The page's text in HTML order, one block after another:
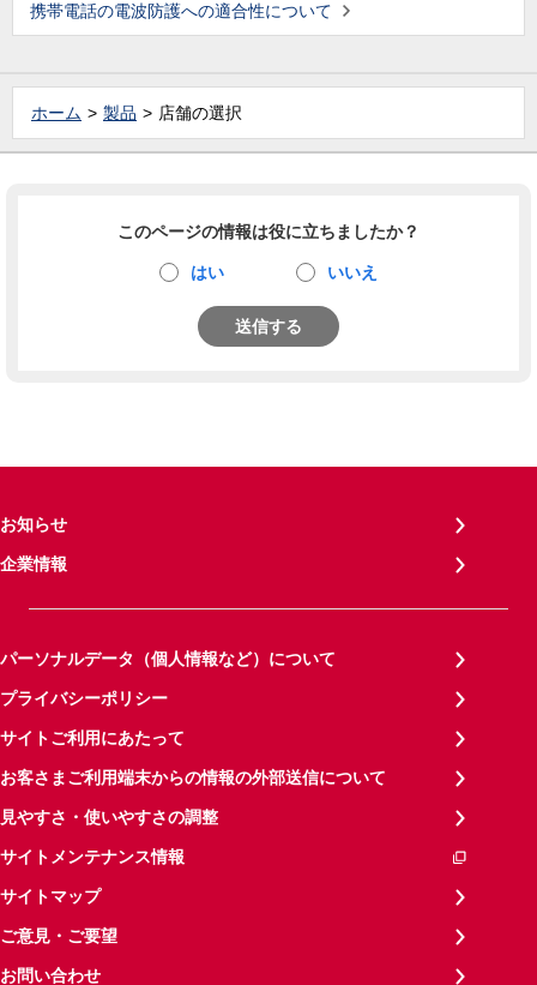
携帯電話の電波防護への適合性について
ホーム 製品 店舗の選択
このページの情報は役に立ちましたか？
はい いいえ
送信する
お知らせ
企業情報
パーソナルデータ（個人情報など）について
プライバシーポリシー
サイトご利用にあたって
お客さまご利用端末からの情報の外部送信について
見やすさ・使いやすさの調整
サイトメンテナンス情報
サイトマップ
ご意見・ご要望
お問い合わせ